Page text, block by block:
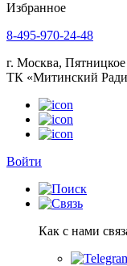
Избранное
8-495-970-24-48
г. Москва,
ТК «Митинский
Войти
Как с нами